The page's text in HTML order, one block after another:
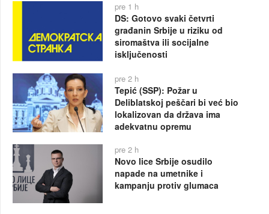
pre 1 h
DS: Gotovo svaki četvrti
građanin Srbije u riziku od
siromaštva ili socijalne
isključenosti
pre 2 h
Tepić (SSP): Požar u
Deliblatskoj peščari bi već bio
lokalizovan da država ima
adekvatnu opremu
pre 2 h
Novo lice Srbije osudilo
napade na umetnike i
kampanju protiv glumaca